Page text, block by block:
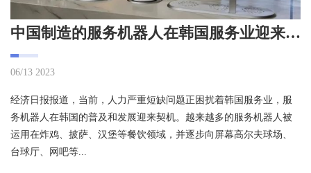
中国制造的服务机器人在韩国服务业迎来机遇
06/13 2023
经济日报报道，当前，人力严重短缺问题正困扰着韩国服务业，服
务机器人在韩国的普及和发展迎来契机。越来越多的服务机器人被
运用在炸鸡、披萨、汉堡等餐饮领域，并逐步向屏幕高尔夫球场、
台球厅、网吧等...